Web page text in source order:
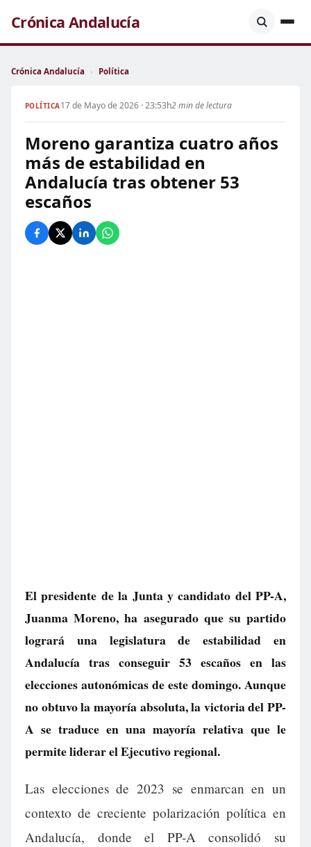
Crónica Andalucía
Crónica Andalucía › Política
POLÍTICA17 de Mayo de 2026 · 23:53h2 min de lectura
Moreno garantiza cuatro años
más de estabilidad en
Andalucía tras obtener 53
escaños
El presidente de la Junta y candidato del PP-A,
Juanma Moreno, ha asegurado que su partido
logrará una legislatura de estabilidad en
Andalucía tras conseguir 53 escaños en las
elecciones autonómicas de este domingo. Aunque
no obtuvo la mayoría absoluta, la victoria del PP-
A se traduce en una mayoría relativa que le
permite liderar el Ejecutivo regional.
Las elecciones de 2023 se enmarcan en un
contexto de creciente polarización política en
Andalucía, donde el PP-A consolidó su